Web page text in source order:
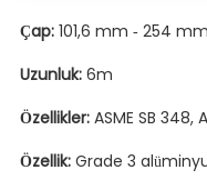
Çap:101,6 mm - 254 mm
Uzunluk:6m
Özellikler:ASME SB 348,
Özellik:Grade 3